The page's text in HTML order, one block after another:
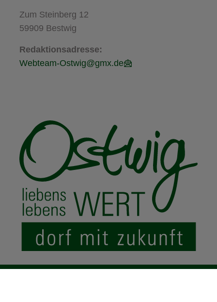
Zum Steinberg 12
59909 Bestwig
Redaktionsadresse:
Webteam-Ostwig@gmx.de